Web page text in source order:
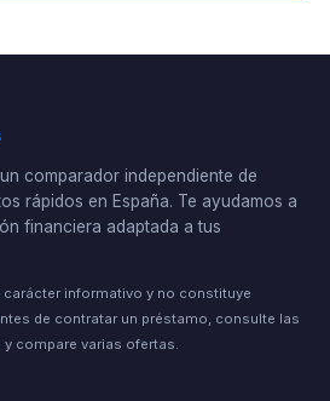
comparador independiente de
rápidos en España. Te ayudamos a
financiera adaptada a tus
informativo y no constituye
de contratar un préstamo, consulte las
compare varias ofertas.